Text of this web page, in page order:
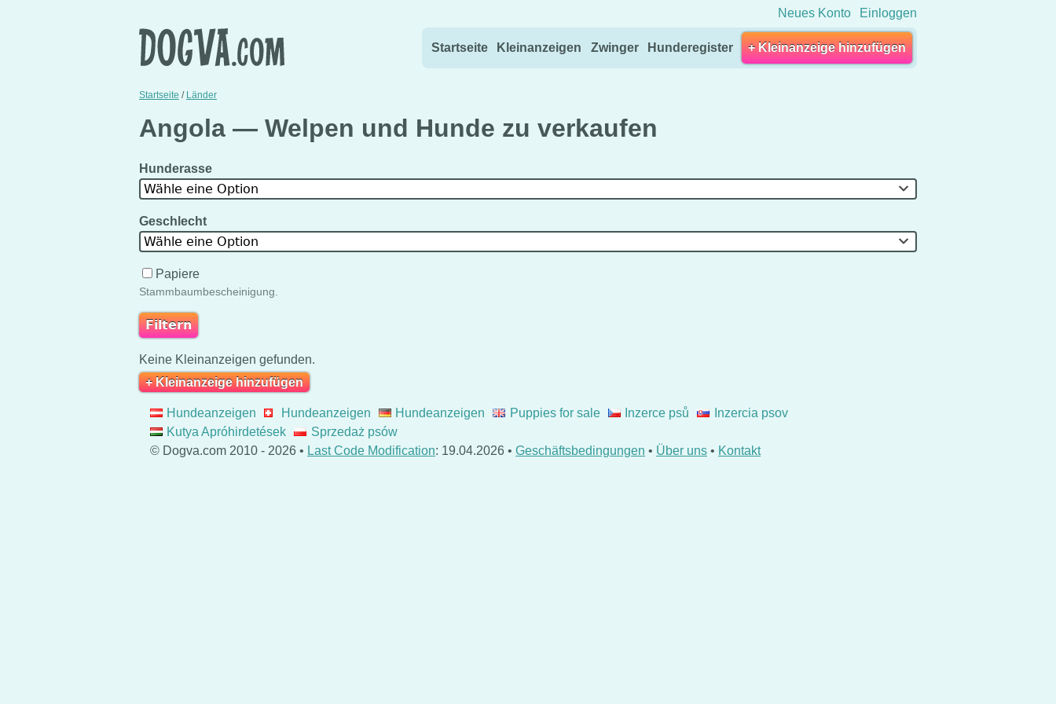
Neues Konto Einloggen
Startseite Kleinanzeigen Zwinger Hunderegister + Kleinanzeige hinzufügen
Startseite / Länder
Angola — Welpen und Hunde zu verkaufen
Hunderasse
Wähle eine Option
Geschlecht
Wähle eine Option
Papiere
Stammbaumbescheinigung.
Keine Kleinanzeigen gefunden.
+ Kleinanzeige hinzufügen
Hundeanzeigen Hundeanzeigen Hundeanzeigen Puppies for sale Inzerce psů
Inzercia psov
Kutya Apróhirdetések
Sprzedaż psów
© Dogva.com 2010 - 2026 • Last Code Modification: 19.04.2026 • Geschäftsbedingungen • Über uns • Kontakt